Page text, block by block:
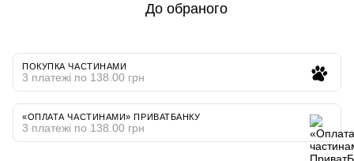
До обраного
ПОКУПКА ЧАСТИНАМИ
3 платежі по 138.00 грн
«ОПЛАТА ЧАСТИНАМИ» ПРИВАТБАНКУ
3 платежі по 138.00 грн